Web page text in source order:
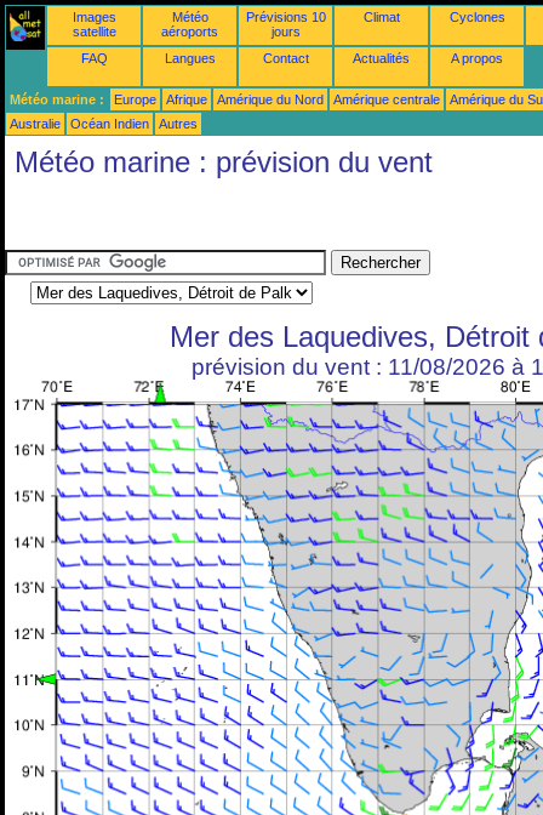
Images
satellite
Météo
aéroports
Prévisions 10
jours
Climat Cyclones
FAQ Langues Contact Actualités A propos
Météo marine : Europe Afrique Amérique du Nord Amérique centrale
Amérique du
Australie
Océan Indien Autres
Météo marine : prévision du vent
Mer des Laquedives, Détroit
prévision du vent : 11/08/2026 à